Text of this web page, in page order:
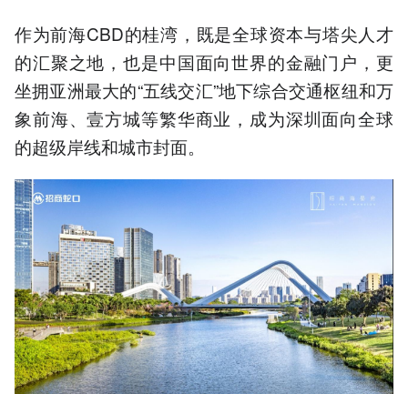
作为前海CBD的桂湾，既是全球资本与塔尖人才
的汇聚之地，也是中国面向世界的金融门户，更
坐拥亚洲最大的“五线交汇”地下综合交通枢纽和万
象前海、壹方城等繁华商业，成为深圳面向全球
的超级岸线和城市封面。